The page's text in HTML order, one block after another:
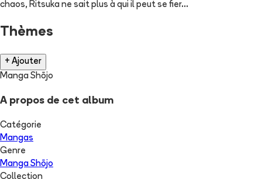
chaos, Ritsuka ne sait plus à qui il peut se fier...
Thèmes
+ Ajouter
Manga Shōjo
A propos de cet album
Catégorie
Mangas
Genre
Manga Shōjo
Collection